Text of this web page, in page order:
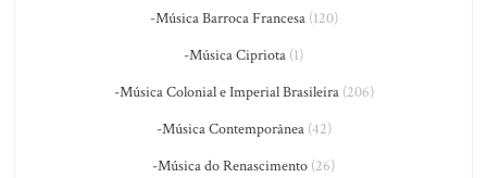
-Música Barroca Francesa(120)
-Música Cipriota (1)
-Música Colonial e Imperial Brasileira(206)
-Música Contemporânea(42)
-Música do Renascimento (26)